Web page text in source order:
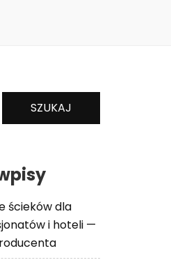
SZUKAJ
ścieków dla
i hoteli —